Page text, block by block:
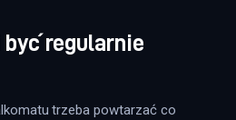
regularnie
trzeba powtarzać co